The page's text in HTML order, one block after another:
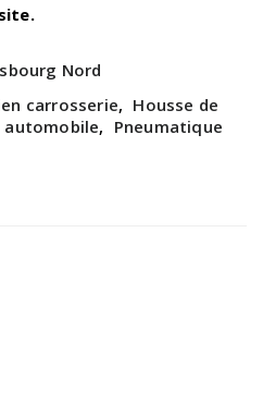
Nord
carrosserie, Housse de
, Pneumatique